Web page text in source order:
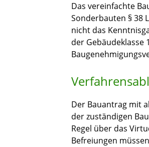
Das vereinfachte
Sonderbauten § 38
nicht das
der Gebäudeklasse
Der Bauantrag mit
der zuständigen
Regel über das
Befreiungen